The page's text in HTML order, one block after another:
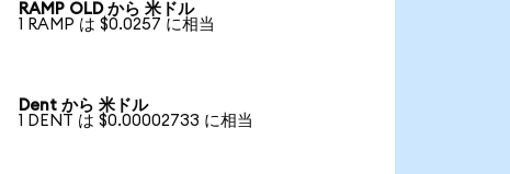
RAMP OLD から 米ドル
1 RAMP は $0.0257 に相当
Dent から 米ドル
1 DENT は $0.00002733 に相当